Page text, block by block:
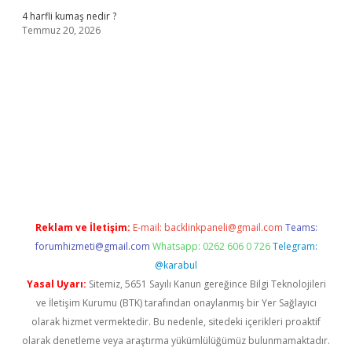
4 harfli kumaş nedir ?
Temmuz 20, 2026
Reklam ve İletişim: E-mail: backlinkpaneli@gmail.com Teams:
forumhizmeti@gmail.com Whatsapp: 0262 606 0 726 Telegram:
@karabul
Yasal Uyarı: Sitemiz, 5651 Sayılı Kanun gereğince Bilgi Teknolojileri
ve İletişim Kurumu (BTK) tarafından onaylanmış bir Yer Sağlayıcı
olarak hizmet vermektedir. Bu nedenle, sitedeki içerikleri proaktif
olarak denetleme veya araştırma yükümlülüğümüz bulunmamaktadır.